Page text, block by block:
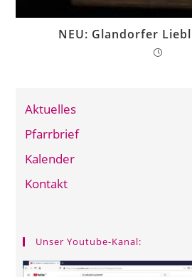
NEU: Glandorfer
Aktuelles
Pfarrbrief
Kalender
Kontakt
Unser Youtube-Kanal: